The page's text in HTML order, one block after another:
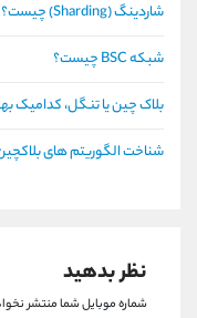
شاردینگ (Sharding) چیست؟
شبکه BSC چیست؟
بلاک چین یا تنگل، کدامیک
شناخت الگوریتم های
نظر بدهید
شماره موبایل شما منتشر